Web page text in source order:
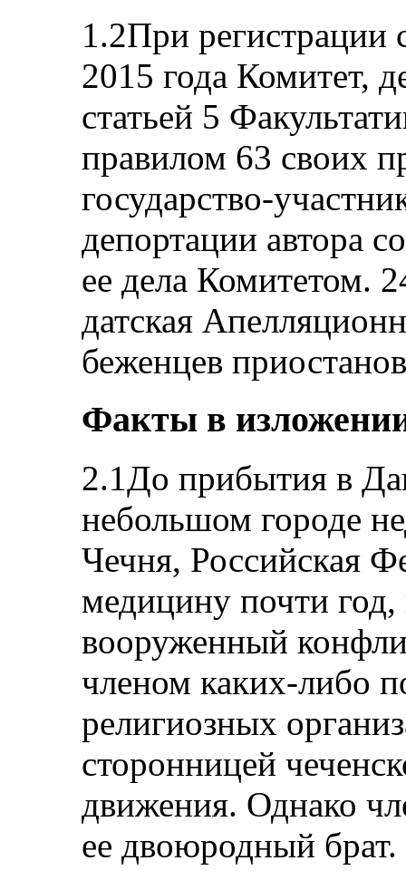
1.2При регистрации
2015 года Комитет,
статьей 5
правилом 63 своих
государство-
депортации автора
ее дела Комитетом.
датская
беженцев
Факты в
2.1До прибытия в
небольшом городе
Чечня, Российская
медицину почти год,
вооруженный
членом каких-либо
религиозных
сторонницей
движения. Однако
ее двоюродный брат.